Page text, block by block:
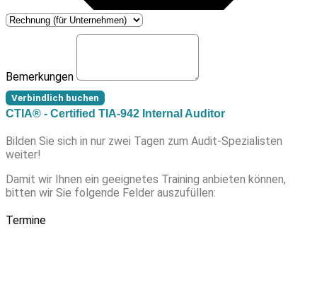
Bemerkungen
Verbindlich buchen
CTIA® - Certified TIA-942 Internal Auditor
Bilden Sie sich in nur zwei Tagen zum Audit-Spezialisten
weiter!
Damit wir Ihnen ein geeignetes Training anbieten können,
bitten wir Sie folgende Felder auszufüllen:
Termine